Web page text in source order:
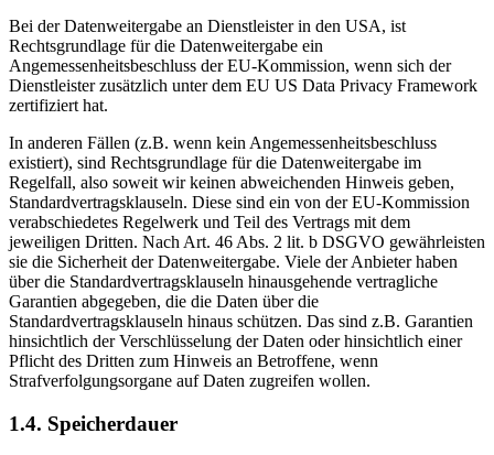
Bei der Datenweitergabe an Dienstleister in den USA, ist
Rechtsgrundlage für die Datenweitergabe ein
Angemessenheitsbeschluss der EU-Kommission, wenn sich der
Dienstleister zusätzlich unter dem EU US Data Privacy Framework
zertifiziert hat.
In anderen Fällen (z.B. wenn kein Angemessenheitsbeschluss
existiert), sind Rechtsgrundlage für die Datenweitergabe im
Regelfall, also soweit wir keinen abweichenden Hinweis geben,
Standardvertragsklauseln. Diese sind ein von der EU-Kommission
verabschiedetes Regelwerk und Teil des Vertrags mit dem
jeweiligen Dritten. Nach Art. 46 Abs. 2 lit. b DSGVO gewährleisten
sie die Sicherheit der Datenweitergabe. Viele der Anbieter haben
über die Standardvertragsklauseln hinausgehende vertragliche
Garantien abgegeben, die die Daten über die
Standardvertragsklauseln hinaus schützen. Das sind z.B. Garantien
hinsichtlich der Verschlüsselung der Daten oder hinsichtlich einer
Pflicht des Dritten zum Hinweis an Betroffene, wenn
Strafverfolgungsorgane auf Daten zugreifen wollen.
1.4. Speicherdauer